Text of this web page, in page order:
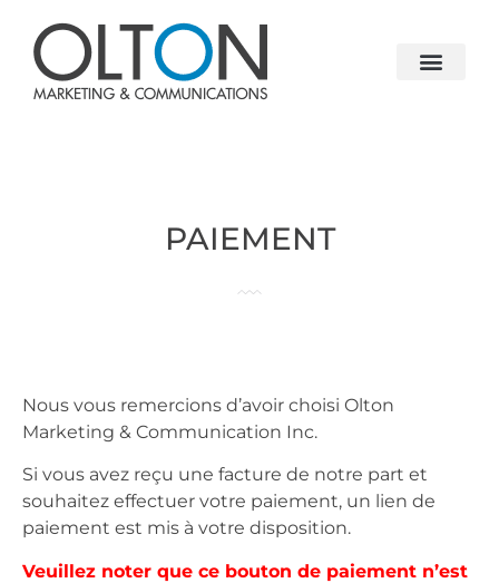
PAIEMENT
Nous vous remercions d’avoir choisi Olton
Marketing & Communication Inc.
Si vous avez reçu une facture de notre part et
souhaitez effectuer votre paiement, un lien de
paiement est mis à votre disposition.
Veuillez noter que ce bouton de paiement n’est